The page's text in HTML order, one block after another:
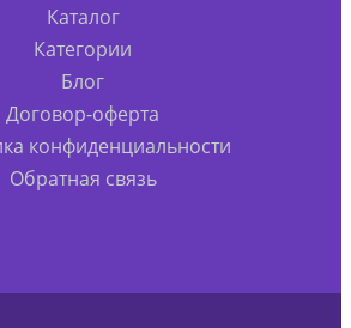
Каталог
Категории
Блог
Договор-оферта
конфиденциальности
Обратная связь